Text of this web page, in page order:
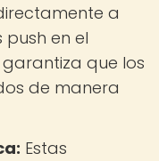
a
en el
que los
de manera
Estas